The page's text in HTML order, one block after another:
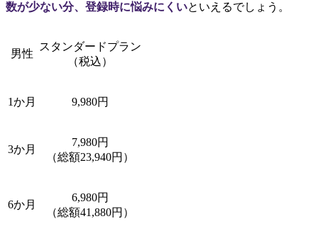
数が少ない分、登録時に悩みにくいといえるでしょう。
男性
スタンダードプラン
（税込）
1か月 9,980円
3か月
7,980円
（総額23,940円）
6か月
6,980円
（総額41,880円）